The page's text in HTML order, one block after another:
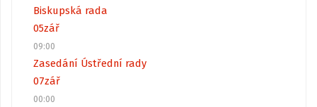
Biskupská rada
05zář
09:00
Zasedání Ústřední rady
07zář
00:00